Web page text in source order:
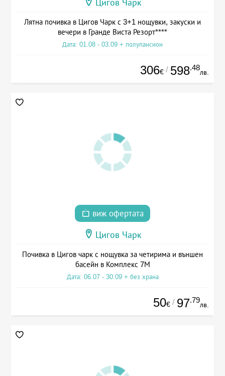
Цигов Чарк
Лятна почивка в Цигов Чарк с 3+1 нощувки, закуски и
вечери в Гранде Виста Резорт****
Дата: 01.08 - 03.09 + полупансион
306€ / 598.48
лв.
виж офертата
Цигов Чарк
Почивка в Цигов чарк с нощувка за четирима и външен
басейн в Комплекс 7М
Дата: 06.07 - 30.09 + без храна
50€ / 97.79
лв.